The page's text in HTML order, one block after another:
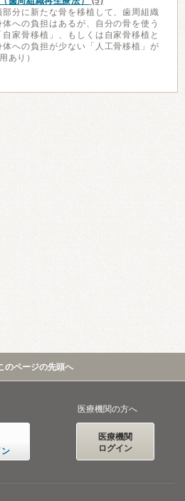
分に新たな骨を移植して、歯周組織
への負担はあるが、自分の骨を使う
家骨移植」、もしくは自家骨移植と
への負担が少ない「人工骨移植」が
あり）
のページの先頭へ
ン
医療機関の方へ
医療機関
ログイン